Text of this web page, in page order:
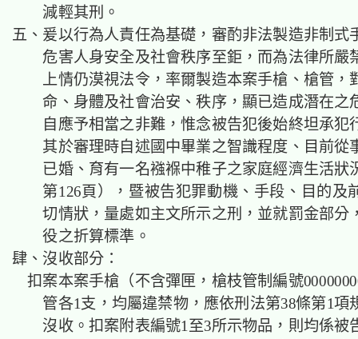
減輕其刑。
五、爰以行為人責任為基礎，審酌非法製造非制式
危害人身安全及社會秩序至鉅，而為法律所嚴
上情仍漠視法令，率爾製造本案手槍、槍管，
命、身體及社會治安、秩序，顯已造成潛在之
自應予相當之非難，惟念被告犯後始終坦承犯
其於審理時自述國中畢業之智識程度、目前從
已婚、育有一名襁褓中稚子之家庭經濟生活狀
第126頁），暨被告犯罪動機、手段、目的及
切情狀，量處如主文所示之刑，並就罰金部分
役之折算標準。
肆、沒收部分：
扣案本案手槍（不含彈匣，槍枝管制編號
管各1支，均屬違禁物，應依刑法第38條第1項
沒收。扣案附表編號1至3所示物品，則均係被